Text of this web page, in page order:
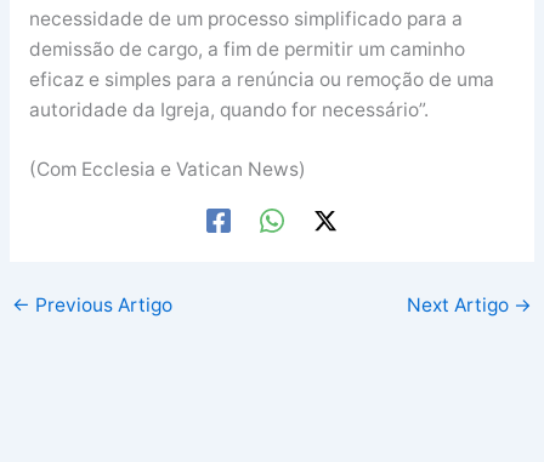
necessidade de um processo simplificado para a
demissão de cargo, a fim de permitir um caminho
eficaz e simples para a renúncia ou remoção de uma
autoridade da Igreja, quando for necessário”.
(Com Ecclesia e Vatican News)
← Previous Artigo Next Artigo →